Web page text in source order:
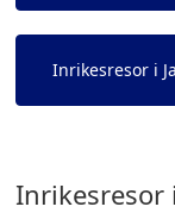
Inrikesresor i
Inrikesresor